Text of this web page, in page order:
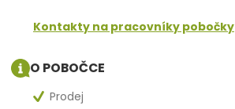
Kontakty na pracovníky pobočky
O POBOČCE
Prodej